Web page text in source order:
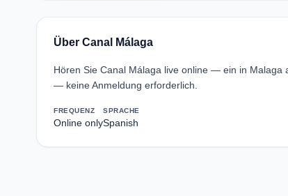
Über Canal Málaga
Hören Sie Canal Málaga live online — ein in Malaga
— keine Anmeldung erforderlich.
FREQUENZ
Online only
SPRACHE
Spanish